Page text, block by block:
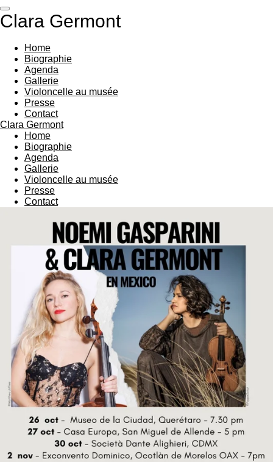
Passer
au
principal
Clara Germont
Home
Biographie
Agenda
Gallerie
Violoncelle au musée
Presse
Contact
Clara Germont
Home
Biographie
Agenda
Gallerie
Violoncelle au musée
Presse
Contact